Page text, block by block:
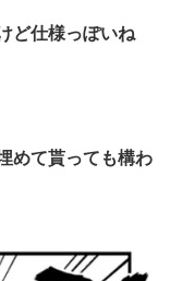
ど仕様っぽいね
めて貰っても構わ